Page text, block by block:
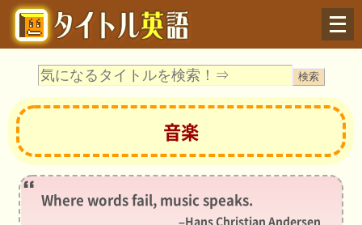
Menu
音楽
Where words fail, music speaks.
–Hans Christian Andersen